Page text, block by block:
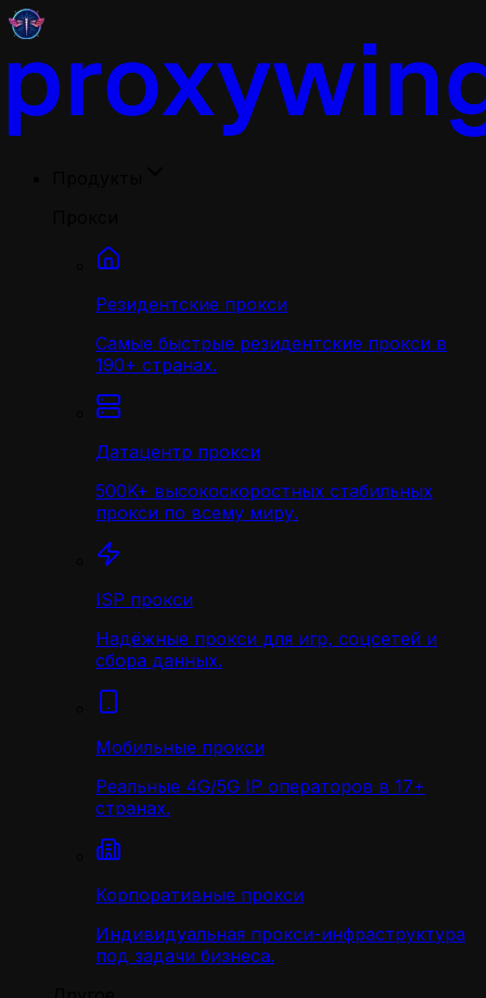
Резидентские прокси
Самые быстрые резидентские прокси в
190+ странах.
Датацентр прокси
500K+ высокоскоростных стабильных
прокси по всему миру.
ISP прокси
Надёжные прокси для игр, соцсетей и
сбора данных.
Мобильные прокси
Реальные 4G/5G IP операторов в 17+
странах.
Корпоративные прокси
Индивидуальная прокси-инфраструктура
под задачи бизнеса.